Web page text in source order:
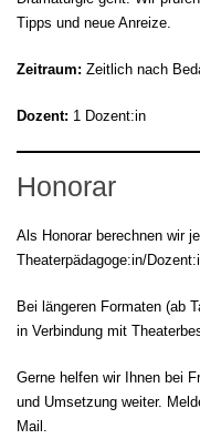
Tipps und neue Anreize.
Zeitraum: Zeitlich nach
Dozent: 1 Dozent:in
Honorar
Als Honorar berechnen wir
Theaterpädagoge:in/
Bei längeren Formaten (ab
in Verbindung mit
Gerne helfen wir Ihnen bei
und Umsetzung weiter.
Mail.